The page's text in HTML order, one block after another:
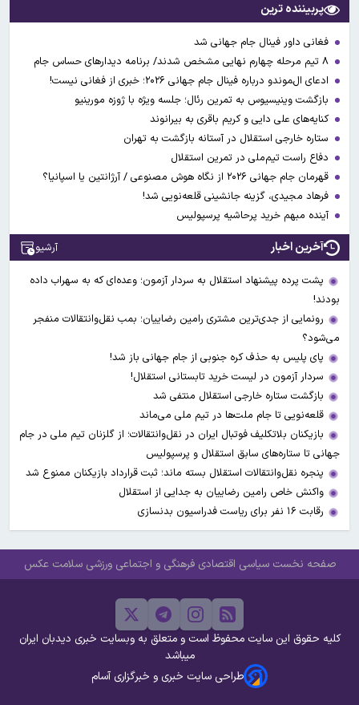
پربیننده ترین
فغانی داور فینال جام جهانی شد
ادعای ال‌‍موندو درباره فینال جام جهانی ۲۰۲۶؛ خبری از فغانی نیست!
بازگشت وینیسیوس به تمرین رئال؛ جلسه ویژه با ژوزه مورینیو
کنایه‌های علی دایی و کریم باقری به بیرانوند
ستاره خارجی استقلال در آستانه بازگشت به تهران
دفاع راست تیم‌ملی در تمرین استقلال
قهرمان جام جهانی ۲۰۲۶ از نگاه هوش مصنوعی / آرژانتین یا اسپانیا؟
فرهاد مجیدی، گزینه جانشینی قلعه‌نویی شد!
آینده مبهم خرید پرحاشیه پرسپولیس
آخرین اخبار آرشیو
پشت پرده پیشنهاد استقلال به سردار آزمون؛ وعده‌ای که به سهراب داده
بودند!
رونمایی از جدی‌ترین مشتری رامین رضاییان؛ بمب نقل‌وانتقالات منفجر
می‌شود؟
پای پلیس به حذف کره جنوبی از جام جهانی باز شد!
سردار آزمون در لیست خرید تابستانی استقلال!
بازگشت ستاره خارجی استقلال منتفی شد
قلعه‌نویی تا جام ملت‌ها در تیم ملی می‌ماند
بازیکنان بلاتکلیف فوتبال ایران در نقل‌وانتقالات؛ از گلزنان تیم ملی در جام
جهانی تا ستاره‌های سابق استقلال و پرسپولیس
پنجره نقل‌وانتقالات استقلال بسته ماند؛ ثبت قرارداد بازیکنان ممنوع شد
واکنش خاص رامین رضاییان به جدایی از استقلال
رقابت ۱۶ نفر برای ریاست فدراسیون بدنسازی
صفحه نخست سیاسی اقتصادی فرهنگی و اجتماعی ورزشی سلامت عکس
کلیه حقوق این سایت محفوظ است و متعلق به وبسایت خبری دیدبان ایران
میباشد
طراحی سایت خبری و خبرگزاری آسام